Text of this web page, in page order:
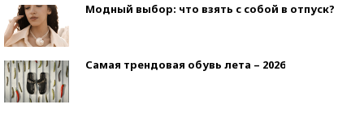
Модный выбор: что взять с собой в отпуск?
Самая трендовая обувь лета – 2026